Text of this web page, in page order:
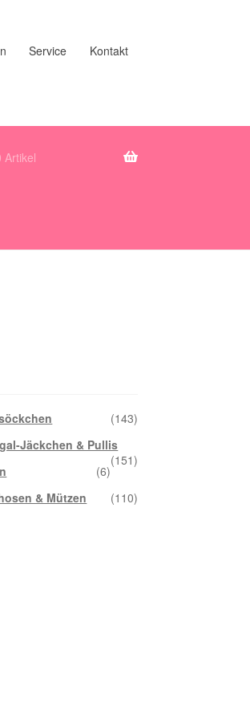
Service
Kontakt
Artikel
(143)
Jäckchen & Pullis
(151)
(6)
& Mützen
(110)